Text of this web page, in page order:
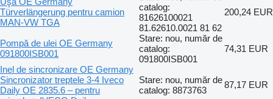
Türverlängerung pentru camion
MAN-VW TGA
catalog:
81626100021
81.62610.0021 81 62
200,24 EUR
Pompă de ulei OE Germany
091800ISB001
Stare: nou, număr de
catalog:
091800ISB001
74,31 EUR
Inel de sincronizare OE Germany
Sincronizator treptele 3-4 Iveco
Daily OE 2835.6 – pentru
Stare: nou, număr de
catalog: 8873763
87,17 EUR